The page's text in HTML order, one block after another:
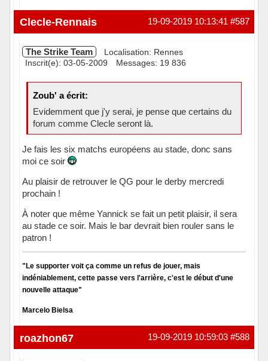
Hors ligne #587
19-09-2019 10:13:41
Clecle-Rennais
The Strike Team
Localisation: Rennes
Inscrit(e): 03-05-2009
Messages: 19 836
Zoub' a écrit:
Evidemment que j'y serai, je pense que certains du
forum comme Clecle seront là.
Je fais les six matchs européens au stade, donc sans
moi ce soir
Au plaisir de retrouver le QG pour le derby mercredi
prochain !
À noter que même Yannick se fait un petit plaisir, il sera
au stade ce soir. Mais le bar devrait bien rouler sans le
patron !
"Le supporter voit ça comme un refus de jouer, mais
indéniablement, cette passe vers l'arrière, c'est le début d'une
nouvelle attaque"
Marcelo Bielsa
Hors ligne #588
19-09-2019 10:59:03
roazhon67